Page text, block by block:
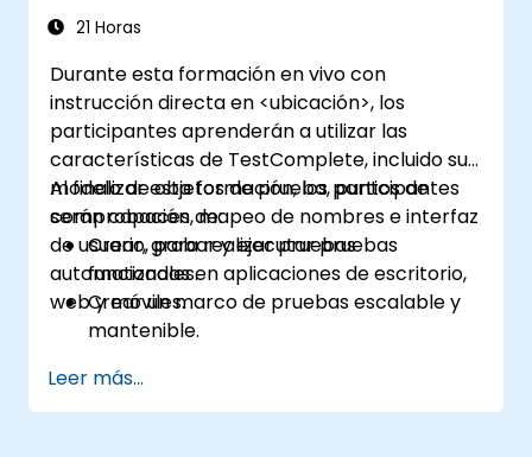
21 Horas
Durante esta formación en vivo con
instrucción directa en <ubicación>, los
participantes aprenderán a utilizar las
características de TestComplete, incluido su
modelo de objetos de prueba, puntos de
comprobación, mapeo de nombres e interfaz
de usuario, para realizar pruebas
automatizadas en aplicaciones de escritorio,
web y móviles.
Al finalizar esta formación, los participantes
serán capaces de:
Crear, grabar y ejecutar pruebas
funcionales.
Crear un marco de pruebas escalable y
mantenible.
las pruebas para múltiples dispositivos y
analizar los resultados de las pruebas.
Leer más...